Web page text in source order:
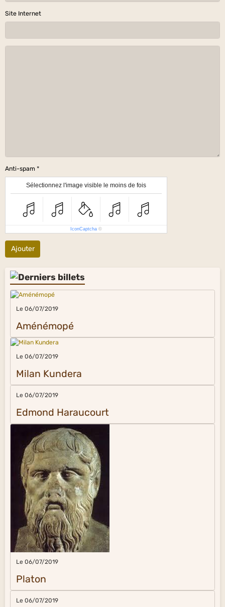
Site Internet
Anti-spam
Sélectionnez l'image visible le moins de fois
IconCaptcha ©
Ajouter
Le 06/07/2019
Aménémopé
Le 06/07/2019
Milan Kundera
Le 06/07/2019
Edmond Haraucourt
Le 06/07/2019
Platon
Le 06/07/2019